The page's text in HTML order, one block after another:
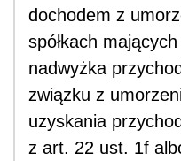
dochodem z
spółkach
nadwyżka
związku z
uzyskania
z art. 22 ust. 1f